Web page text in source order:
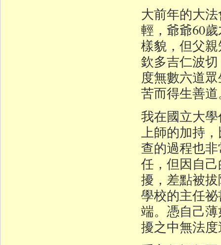
大前年的大
輕，爺爺60
樣貌，但父
欽多吉仁波
度無數六道
苦而得生善
我在國立大
上師的加持
查的過程也
任，但因自
擾，差點被
學校的主任
端。憑自己
擾之中無法